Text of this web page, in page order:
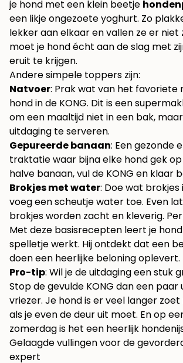
je hond met een klein beetje
een likje ongezoete yoghurt. Zo
lekker aan elkaar en vallen ze er niet
moet je hond écht aan de slag met
eruit te krijgen.
Andere simpele toppers zijn:
Natvoer: Prak wat van het favoriete
hond in de KONG. Dit is een
om een maaltijd niet in een bak,
uitdaging te serveren.
Gepureerde banaan: Een gezonde
traktatie waar bijna elke hond gek op
halve banaan, vul de KONG en klaar
Brokjes met water: Doe wat brokjes
voeg een scheutje water toe. Even
brokjes worden zacht en kleverig.
Met deze basisrecepten leert je
spelletje werkt. Hij ontdekt dat een
doen een heerlijke beloning oplevert.
Pro-tip: Wil je de uitdaging een stuk
Stop de gevulde KONG dan een paar
vriezer. Je hond is er veel langer
als je even de deur uit moet. En op
zomerdag is het een heerlijk
Gelaagde vullingen voor de
expert